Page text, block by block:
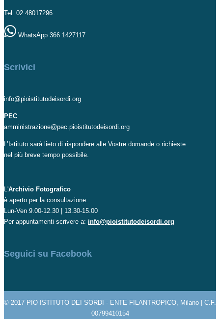
Tel. 02 48017296
WhatsApp 366 1427117
Scrivici
info@pioistitutodeisordi.org
PEC:
amministrazione@pec.pioistitutodeisordi.org
L’Istituto sarà lieto di rispondere alle Vostre domande o richieste
nel più breve tempo possibile.
L'Archivio Fotografico
è aperto per la consultazione:
Lun-Ven 9.00-12.30 | 13.30-15.00
Per appuntamenti scrivere a: info@pioistitutodeisordi.org
Seguici su Facebook
© 2017 PIO ISTITUTO DEI SORDI - ENTE FILANTROPICO, Milano | C.F.
00799410154